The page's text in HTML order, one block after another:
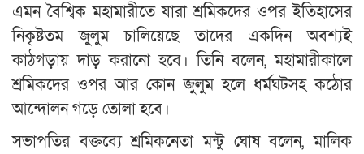
এমন বৈশ্বিক মহামারীতে যারা শ্রমিকদের ওপর ইতিহাসের
নিকৃষ্টতম জুলুম চালিয়েছে তাদের একদিন অবশ্যই
কাঠগড়ায় দাড় করানো হবে। তিনি বলেন, মহামারীকালে
শ্রমিকদের ওপর আর কোন জুলুম হলে ধর্মঘটসহ কঠোর
আন্দোলন গড়ে তোলা হবে।
সভাপতির বক্তব্যে শ্রমিকনেতা মন্টু ঘোষ বলেন, মালিক